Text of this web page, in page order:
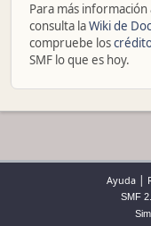
Para más
consulta laWiki de
compruebe los
SMF lo que es hoy.
Ayuda |
SMF